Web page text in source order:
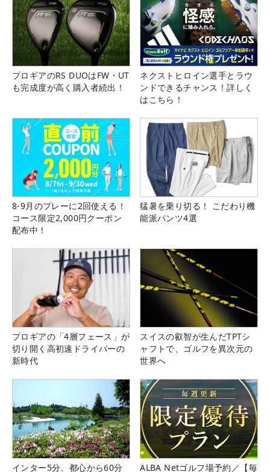
プロギアのRS DUOはFW・UT
も完成度が高く購入者続出！
ネクストヒロイン選手とラウ
ンドできるチャンス！詳しく
はこちら！
8-9月のプレーに2回使える！
コース限定2,000円クーポン
配布中！
猛暑を乗り切る！ こだわり機
能派パンツ4選
プロギアの「4層フェース」が
切り開く高初速ドライバーの
新時代
スイスの叡智が生んだTPTシ
ャフトで、ゴルフを異次元の
世界へ
インター5分、都心から60分
ALBA Netゴルフ場予約／【毎